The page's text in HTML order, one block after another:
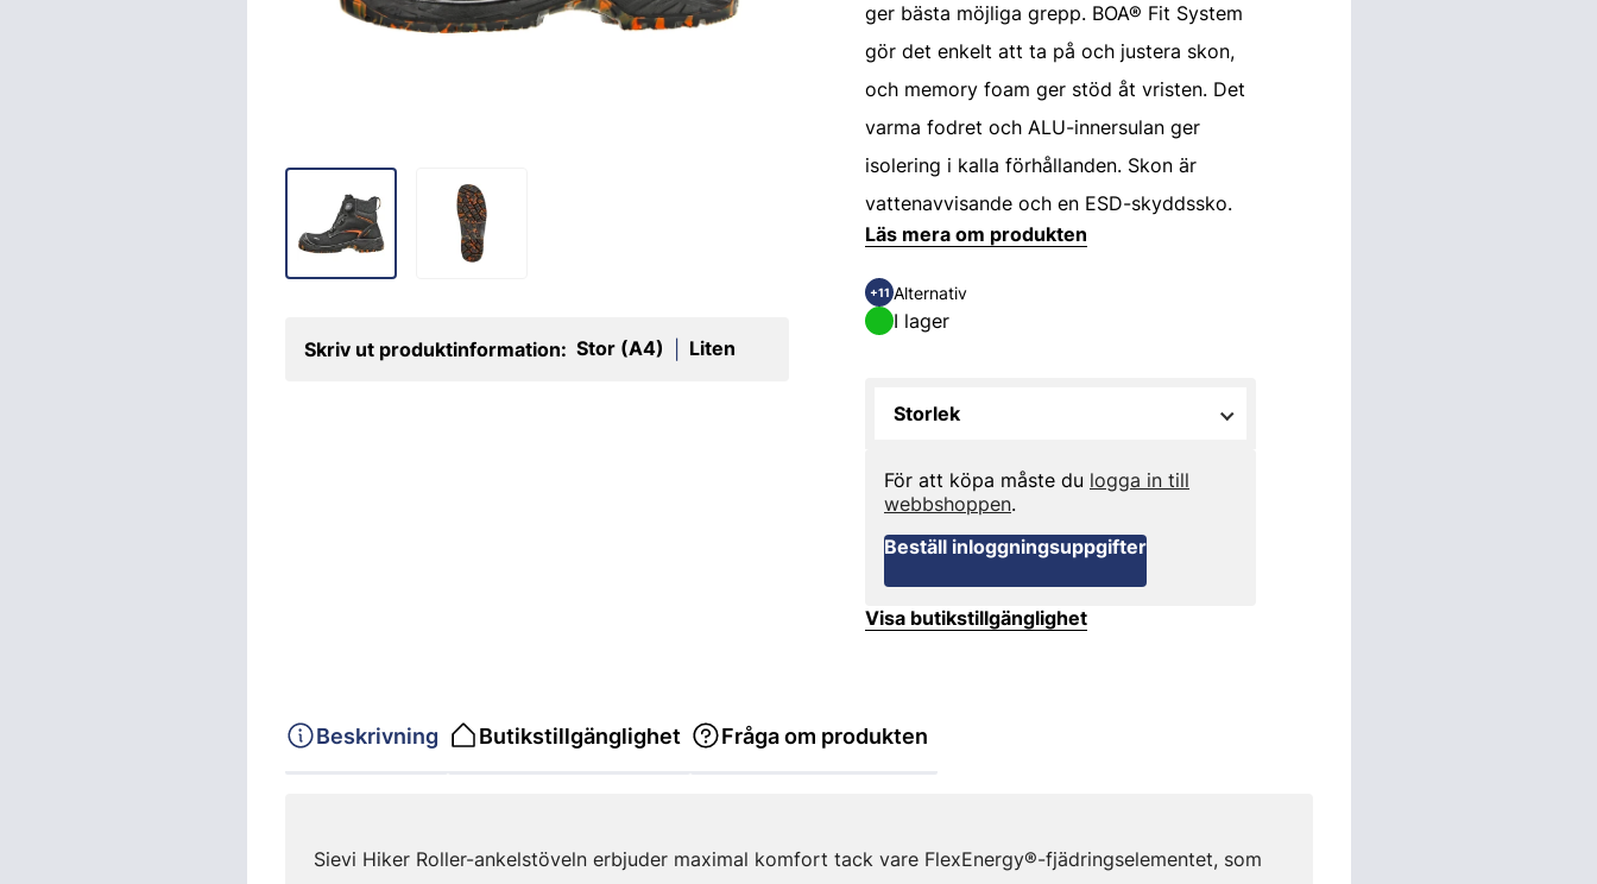
Skriv ut produktinformation: Stor (A4) Liten
ger bästa möjliga grepp. BOA® Fit System
gör det enkelt att ta på och justera skon,
och memory foam ger stöd åt vristen. Det
varma fodret och ALU-innersulan ger
isolering i kalla förhållanden. Skon är
vattenavvisande och en ESD-skyddssko.
Läs mera om produkten
+11 Alternativ
I lager
Storlek
För att köpa måste du logga in till
webbshoppen.
Beställ inloggningsuppgifter
Visa butikstillgänglighet
Beskrivning Butikstillgänglighet Fråga om produkten
Sievi Hiker Roller-ankelstöveln erbjuder maximal komfort tack vare FlexEnergy®-fjädringselementet, som